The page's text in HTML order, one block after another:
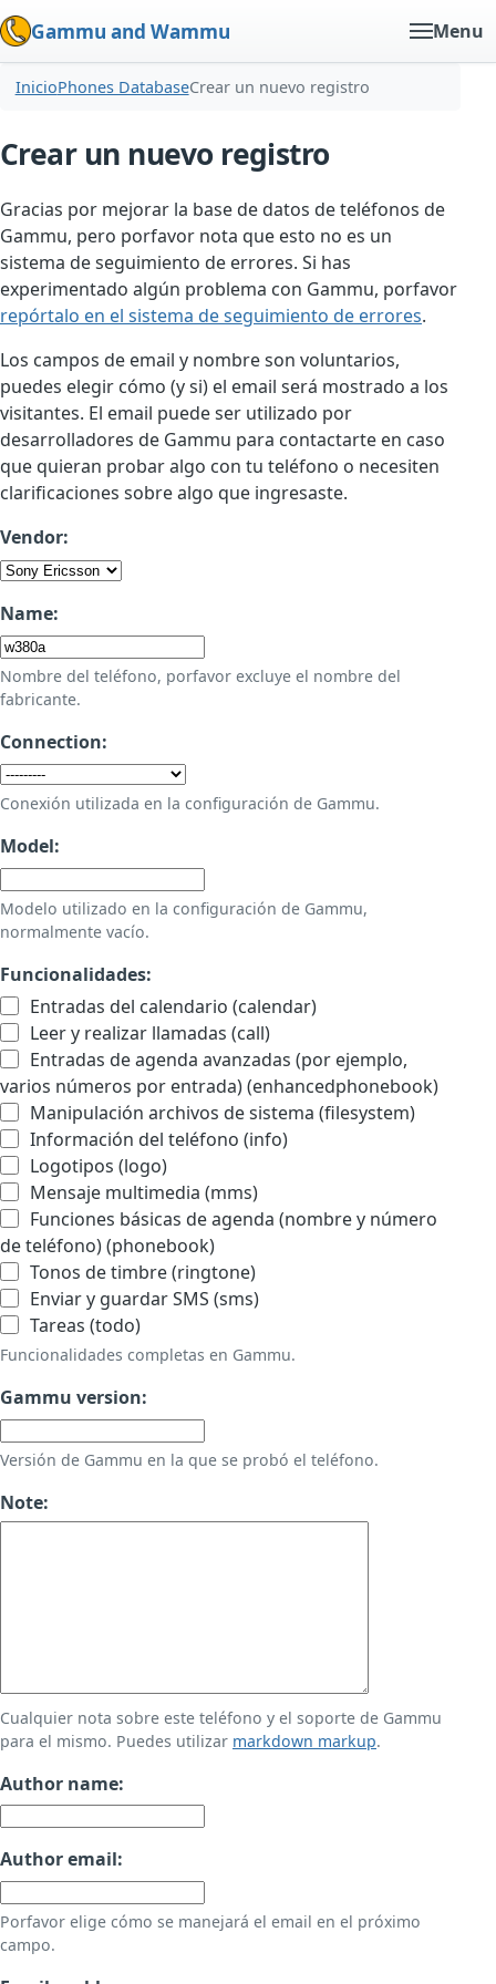
Gammu and Wammu Menu
InicioPhones DatabaseCrear un nuevo registro
Crear un nuevo registro
Gracias por mejorar la base de datos de teléfonos de
Gammu, pero porfavor nota que esto no es un
sistema de seguimiento de errores. Si has
experimentado algún problema con Gammu, porfavor
repórtalo en el sistema de seguimiento de errores.
Los campos de email y nombre son voluntarios,
puedes elegir cómo (y si) el email será mostrado a los
visitantes. El email puede ser utilizado por
desarrolladores de Gammu para contactarte en caso
que quieran probar algo con tu teléfono o necesiten
clarificaciones sobre algo que ingresaste.
Vendor:
Name:
Nombre del teléfono, porfavor excluye el nombre del
fabricante.
Connection:
Conexión utilizada en la configuración de Gammu.
Model:
Modelo utilizado en la configuración de Gammu,
normalmente vacío.
Funcionalidades:
Entradas del calendario (calendar)
Leer y realizar llamadas (call)
Entradas de agenda avanzadas (por ejemplo,
varios números por entrada) (enhancedphonebook)
Manipulación archivos de sistema (filesystem)
Información del teléfono (info)
Logotipos (logo)
Mensaje multimedia (mms)
Funciones básicas de agenda (nombre y número
de teléfono) (phonebook)
Tonos de timbre (ringtone)
Enviar y guardar SMS (sms)
Tareas (todo)
Funcionalidades completas en Gammu.
Gammu version:
Versión de Gammu en la que se probó el teléfono.
Note:
Cualquier nota sobre este teléfono y el soporte de Gammu
para el mismo. Puedes utilizar markdown markup.
Author name:
Author email:
Porfavor elige cómo se manejará el email en el próximo
campo.